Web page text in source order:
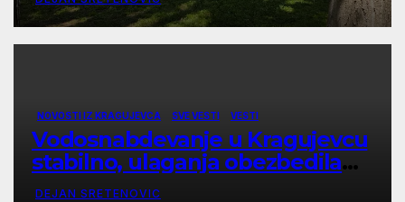
NOVOSTI IZ KRAGUJEVCA SVE VESTI VESTI
Vodosnabdevanje u Kragujevcu
stabilno, ulaganja obezbedila
sigurnije snabdevanje
DEJAN SRETENOVIC